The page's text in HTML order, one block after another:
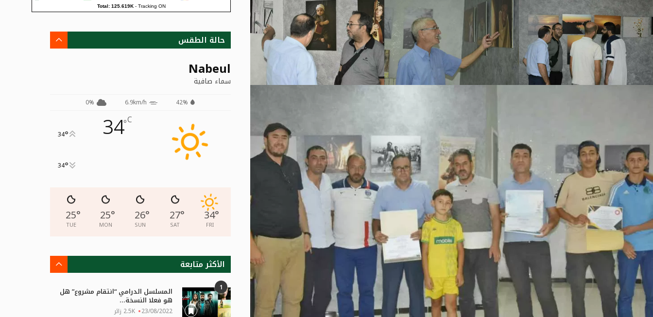
Total: 125.619K- Tracking ON
حالة الطقس
Nabeul
سماء صافية
42%
6.9km/h
0%
34°C
34°
34°
34°
FRI
27°
SAT
26°
SUN
25°
MON
25°
TUE
الأكثر متابعة
1 المسلسل الدرامي “انتقام مشروع” هل
هو فعلا النسخة...
23/08/2022 2.5K زائر